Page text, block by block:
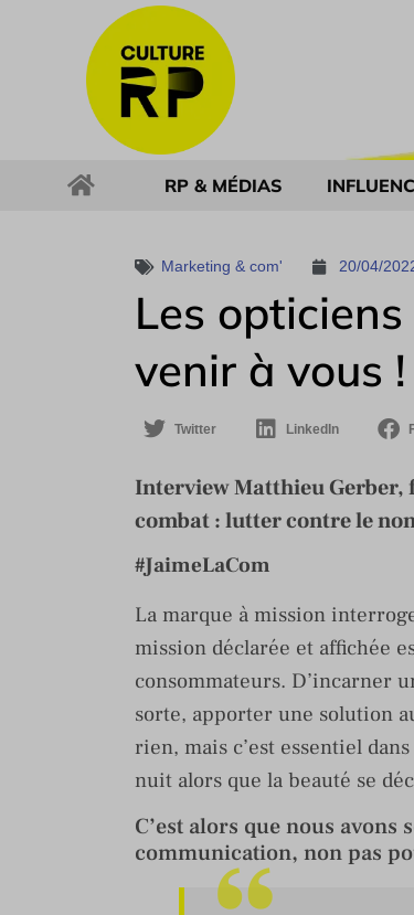
RP & MÉDIAS
Marketing & com' 20/04/
Les opticiens
venir à vous !
Twitter LinkedIn
Interview Matthieu Gerber,
combat : lutter contre le
#JaimeLaCom
La marque à mission
mission déclarée et affichée
consommateurs. D’incarner
sorte, apporter une solution
rien, mais c’est essentiel
nuit alors que la beauté se
C’est alors que nous
communication, non pas